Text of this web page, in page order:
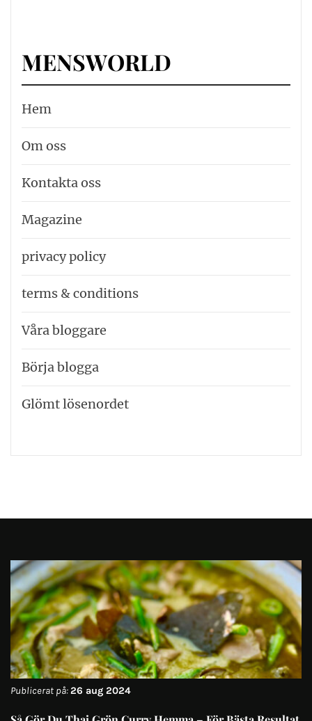
MENSWORLD
Hem
Om oss
Kontakta oss
Magazine
privacy policy
terms & conditions
Våra bloggare
Börja blogga
Glömt lösenordet
Publicerat på:26 aug 2024